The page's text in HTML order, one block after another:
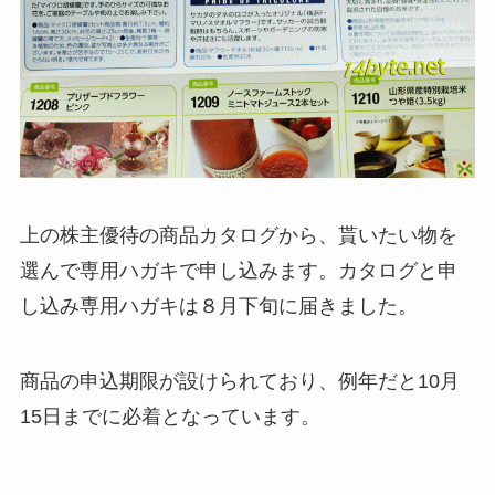
上の株主優待の商品カタログから、貰いたい物を
選んで専用ハガキで申し込みます。カタログと申
し込み専用ハガキは８月下旬に届きました。
商品の申込期限が設けられており、例年だと10月
15日までに必着となっています。